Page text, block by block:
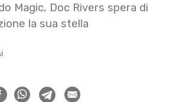
Magic, Doc Rivers spera di
la sua stella